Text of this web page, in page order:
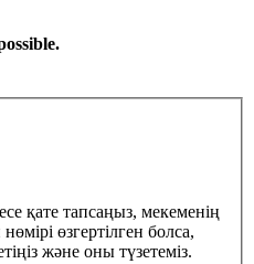
қате тапсаңыз, мекеменің
өзгертілген болса,
және оны түзетеміз.